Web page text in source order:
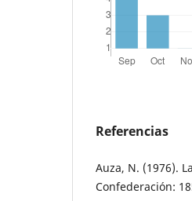
Referencias
Auza, N. (1976).
Confederación: